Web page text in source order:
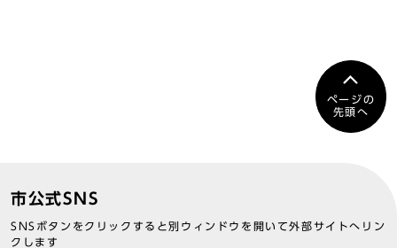
ページの
先頭へ
市公式SNS
SNSボタンをクリックすると別ウィンドウを開いて外部サイトへリン
クします